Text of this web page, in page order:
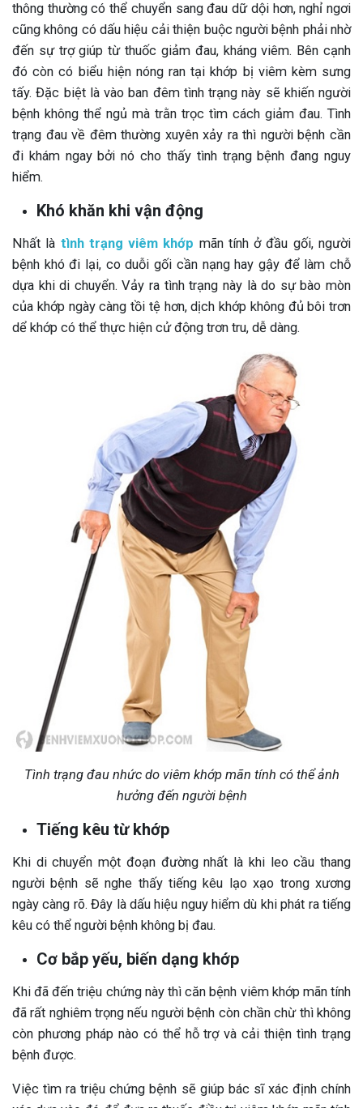
thông thường có thể chuyển sang đau dữ dội hơn, nghỉ ngơi
cũng không có dấu hiệu cải thiện buộc người bệnh phải nhờ
đến sự trợ giúp từ thuốc giảm đau, kháng viêm. Bên cạnh
đó còn có biểu hiện nóng ran tại khớp bị viêm kèm sưng
tấy. Đặc biệt là vào ban đêm tình trạng này sẽ khiến người
bệnh không thể ngủ mà trằn trọc tìm cách giảm đau. Tình
trạng đau về đêm thường xuyên xảy ra thì người bệnh cần
đi khám ngay bởi nó cho thấy tình trạng bệnh đang nguy
hiểm.
Khó khăn khi vận động
Nhất là tình trạng viêm khớp mãn tính ở đầu gối, người
bệnh khó đi lại, co duỗi gối cần nạng hay gậy để làm chỗ
dựa khi di chuyển. Vảy ra tình trạng này là do sự bào mòn
của khớp ngày càng tồi tệ hơn, dịch khớp không đủ bôi trơn
dể khớp có thể thực hiện cử động trơn tru, dễ dàng.
Tình trạng đau nhức do viêm khớp mãn tính có thể ảnh
hưởng đến người bệnh
Tiếng kêu từ khớp
Khi di chuyển một đoạn đường nhất là khi leo cầu thang
người bệnh sẽ nghe thấy tiếng kêu lạo xạo trong xương
ngày càng rõ. Đây là dấu hiệu nguy hiểm dù khi phát ra tiếng
kêu có thể người bệnh không bị đau.
Cơ bắp yếu, biến dạng khớp
Khi đã đến triệu chứng này thì căn bệnh viêm khớp mãn tính
đã rất nghiêm trọng nếu người bệnh còn chần chừ thì không
còn phương pháp nào có thể hỗ trợ và cải thiện tình trạng
bệnh được.
Việc tìm ra triệu chứng bệnh sẽ giúp bác sĩ xác định chính